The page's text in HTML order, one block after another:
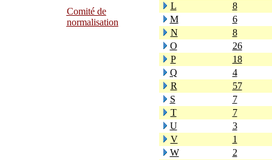
Comité de
normalisation
L
8
M
6
N
8
O
26
P
18
Q
4
R
57
S
7
T
7
U
3
V
1
W
2